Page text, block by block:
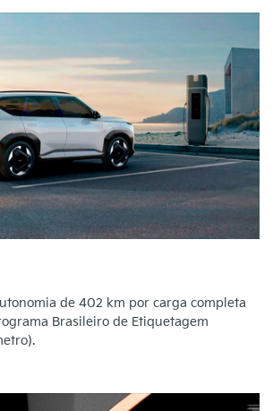
de 402 km por carga completa
Brasileiro de Etiquetagem